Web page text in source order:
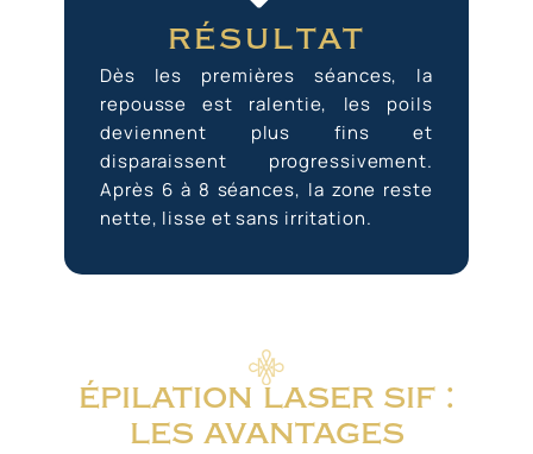
résultat
Dès les premières séances, la
repousse est ralentie, les poils
deviennent plus fins et
disparaissent progressivement.
Après 6 à 8 séances, la zone reste
nette, lisse et sans irritation.
épilation laser sif :
les avantages